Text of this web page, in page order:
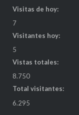
Visitas de hoy:
7
Visitantes hoy:
5
Vistas totales:
8.750
Total visitantes:
6.295